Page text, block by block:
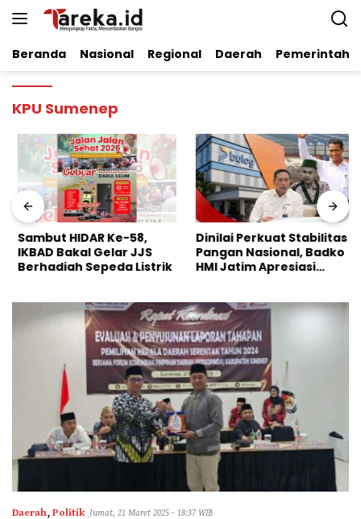
Beranda Nasional Regional Daerah
KPU Sumenep
Sambut HIDAR Ke-58,
IKBAD Bakal Gelar JJS
Berhadiah Sepeda Listrik
Dinilai Perkuat Stabilitas
Pangan Nasional, Badko
HMI Jatim Apresiasi
Daerah, Politik Jumat, 21 Maret 2025 - 18:37 WIB